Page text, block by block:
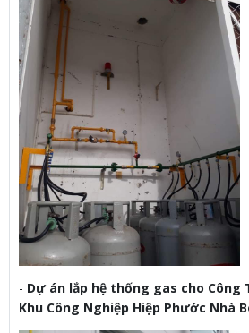
- Dự án lắp hệ thống gas cho Công
Khu Công Nghiệp Hiệp Phước Nhà